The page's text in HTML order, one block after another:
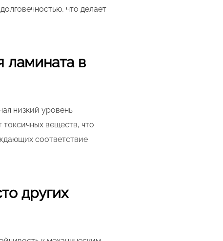
что делает
ламината в
низкий уровень
веществ, что
соответствие
других